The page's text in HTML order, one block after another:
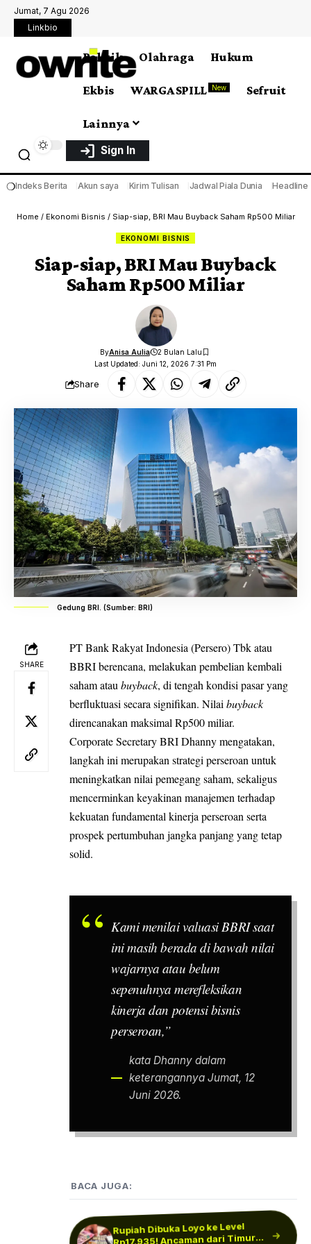
Jumat, 7 Agu 2026
Linkbio
Politik Olahraga Hukum
Ekbis WARGA SPILL New Sefruit
Lainnya
Sign In
❍Indeks Berita Akun saya Kirim Tulisan Jadwal Piala Dunia Headline
Home / Ekonomi Bisnis / Siap-siap, BRI Mau Buyback Saham Rp500 Miliar
EKONOMI BISNIS
Siap-siap, BRI Mau Buyback
Saham Rp500 Miliar
Last Updated: Juni 12, 2026 7:31 Pm
ByAnisa Aulia 2 Bulan Lalu
Share
Gedung BRI. (Sumber: BRI)
SHARE
PT Bank Rakyat Indonesia (Persero) Tbk atau
BBRI berencana, melakukan pembelian kembali
saham atau buyback, di tengah kondisi pasar yang
berfluktuasi secara signifikan. Nilai buyback
direncanakan maksimal Rp500 miliar.
Corporate Secretary BRI Dhanny mengatakan,
langkah ini merupakan strategi perseroan untuk
meningkatkan nilai pemegang saham, sekaligus
mencerminkan keyakinan manajemen terhadap
kekuatan fundamental kinerja perseroan serta
prospek pertumbuhan jangka panjang yang tetap
solid.
Kami menilai valuasi BBRI saat
ini masih berada di bawah nilai
wajarnya atau belum
sepenuhnya merefleksikan
kinerja dan potensi bisnis
perseroan,”
kata Dhanny dalam
keterangannya Jumat, 12
Juni 2026.
BACA JUGA:
Rupiah Dibuka Loyo ke Level
Rp17.935! Ancaman dari Timur
Penentuan Perang Timur
Tengah, Lebanon – Israel Masuki
Rupiah Ditutup Menguat